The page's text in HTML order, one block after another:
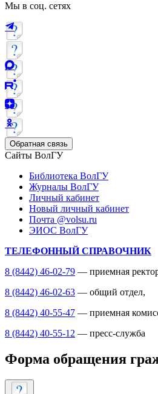
Мы в соц. сетях
Обратная связь
Сайты ВолГУ
Библиотека ВолГУ
Журналы ВолГУ
Личный кабинет
Новый личный кабинет
Почта @volsu.ru
ЭИОС ВолГУ
ТЕЛЕФОННЫЙ СПРАВОЧНИК
8 (8442) 46-02-79 — приемная
8 (8442) 46-02-63 — общий отдел,
8 (8442) 40-55-47 — приемная
8 (8442) 40-55-12 — пресс-служба
Форма обращения